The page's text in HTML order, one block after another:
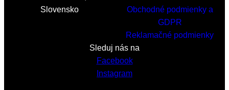
Slovensko
Obchodné podmienky a
GDPR
Reklamačné podmienky
Sleduj nás na
Facebook
Instagram